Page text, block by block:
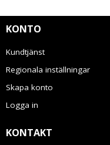
KONTO
Kundtjänst
Regionala inställningar
Skapa konto
Logga in
KONTAKT